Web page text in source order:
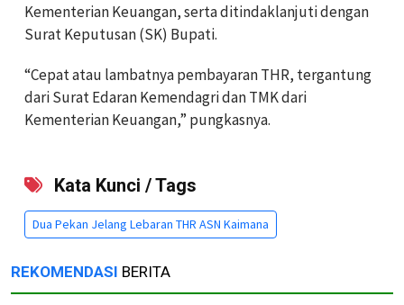
Kementerian Keuangan, serta ditindaklanjuti dengan
Surat Keputusan (SK) Bupati.
“Cepat atau lambatnya pembayaran THR, tergantung
dari Surat Edaran Kemendagri dan TMK dari
Kementerian Keuangan,” pungkasnya.
Kata Kunci / Tags
Dua Pekan Jelang Lebaran THR ASN Kaimana
REKOMENDASI BERITA